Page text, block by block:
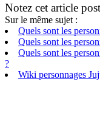
Notez cet article post
Sur le même sujet :
Quels sont les
Quels sont les
Quels sont les
?
Wiki personnages